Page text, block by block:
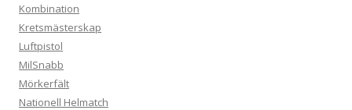
Kombination
Kretsmästerskap
Luftpistol
MilSnabb
Mörkerfält
Nationell Helmatch